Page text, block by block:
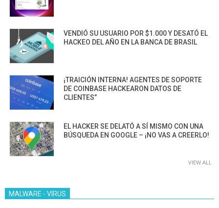
VENDIÓ SU USUARIO POR $1.000 Y DESATÓ EL
HACKEO DEL AÑO EN LA BANCA DE BRASIL
¡TRAICIÓN INTERNA! AGENTES DE SOPORTE
DE COINBASE HACKEARON DATOS DE
CLIENTES”
EL HACKER SE DELATÓ A SÍ MISMO CON UNA
BÚSQUEDA EN GOOGLE – ¡NO VAS A CREERLO!
VIEW ALL
MALWARE - VIRUS